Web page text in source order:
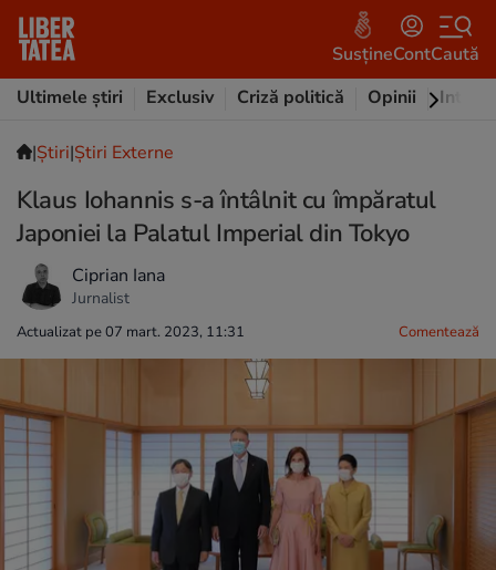
SusțineContCaută
Ultimele știri
Exclusiv Criză politică Opinii
|Ştiri|Știri Externe
Klaus Iohannis s-a întâlnit cu împăratul
Japoniei la Palatul Imperial din Tokyo
Ciprian Iana
Jurnalist
Actualizat pe 07 mart. 2023, 11:31 Comentează